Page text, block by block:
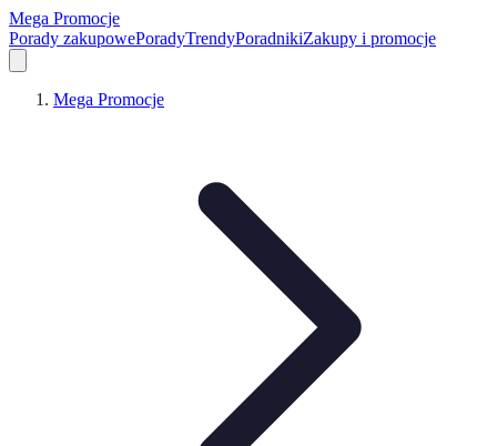
Mega Promocje
Porady zakupowePoradyTrendyPoradnikiZakupy i promocje
Mega Promocje